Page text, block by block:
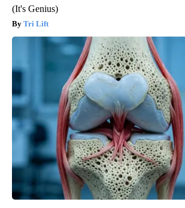
(It's Genius)
Tri Lift